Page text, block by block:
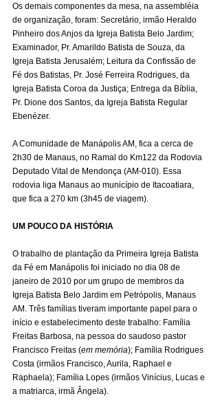
Os demais componentes da mesa, na assembléia
de organização, foram: Secretário, irmão Heraldo
Pinheiro dos Anjos da Igreja Batista Belo Jardim;
Examinador, Pr. Amarildo Batista de Souza, da
Igreja Batista Jerusalém; Leitura da Confissão de
Fé dos Batistas, Pr. José Ferreira Rodrigues, da
Igreja Batista Coroa da Justiça; Entrega da Bíblia,
Pr. Dione dos Santos, da Igreja Batista Regular
Ebenézer.
A Comunidade de Manápolis AM, fica a cerca de
2h30 de Manaus, no Ramal do Km122 da Rodovia
Deputado Vital de Mendonça (AM-010). Essa
rodovia liga Manaus ao município de Itacoatiara,
que fica a 270 km (3h45 de viagem).
UM POUCO DA HISTÓRIA
O trabalho de plantação da Primeira Igreja Batista
da Fé em Manápolis foi iniciado no dia 08 de
janeiro de 2010 por um grupo de membros da
Igreja Batista Belo Jardim em Petrópolis, Manaus
AM. Três famílias tiveram importante papel para o
início e estabelecimento deste trabalho: Família
Freitas Barbosa, na pessoa do saudoso pastor
Francisco Freitas (em memória); Família Rodrigues
Costa (irmãos Francisco, Aurila, Raphael e
Raphaela); Família Lopes (irmãos Vinícius, Lucas e
a matriarca, irmã Ângela).